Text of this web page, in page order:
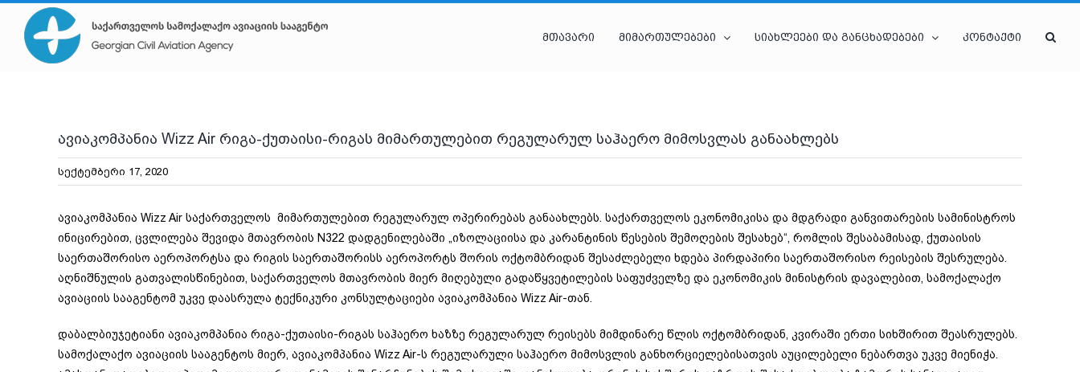
content
მთავარი მიმართულებები სიახლეები და განცხადებები კონტაქტი
ავიაკომპანია Wizz Air რიგა-ქუთაისი-რიგას მიმართულებით რეგულარულ საჰაერო მიმოსვლას განაახლებს
სექტემბერი 17, 2020
ავიაკომპანია Wizz Air საქართველოს მიმართულებით რეგულარულ ოპერირებას განაახლებს. საქართველოს ეკონომიკისა და მდგრადი განვითარების სამინისტროს
ინიცირებით, ცვლილება შევიდა მთავრობის N322 დადგენილებაში „იზოლაციისა და კარანტინის წესების შემოღების შესახებ“, რომლის შესაბამისად, ქუთაისის
საერთაშორისო აეროპორტსა და რიგის საერთაშორისს აეროპორტს შორის ოქტომბრიდან შესაძლებელი ხდება პირდაპირი საერთაშორისო რეისების შესრულება.
აღნიშნულის გათვალისწინებით, საქართველოს მთავრობის მიერ მიღებული გადაწყვეტილების საფუძველზე და ეკონომიკის მინისტრის დავალებით, სამოქალაქო
ავიაციის სააგენტომ უკვე დაასრულა ტექნიკური კონსულტაციები ავიაკომპანია Wizz Air-თან.
დაბალბიუჯეტიანი ავიაკომპანია რიგა-ქუთაისი-რიგას საჰაერო ხაზზე რეგულარულ რეისებს მიმდინარე წლის ოქტომბრიდან, კვირაში ერთი სიხშირით შეასრულებს.
სამოქალაქო ავიაციის სააგენტოს მიერ, ავიაკომპანია Wizz Air-ს რეგულარული საჰაერო მიმოსვლის განხორციელებისათვის აუცილებელი ნებართვა უკვე მიენიჭა.